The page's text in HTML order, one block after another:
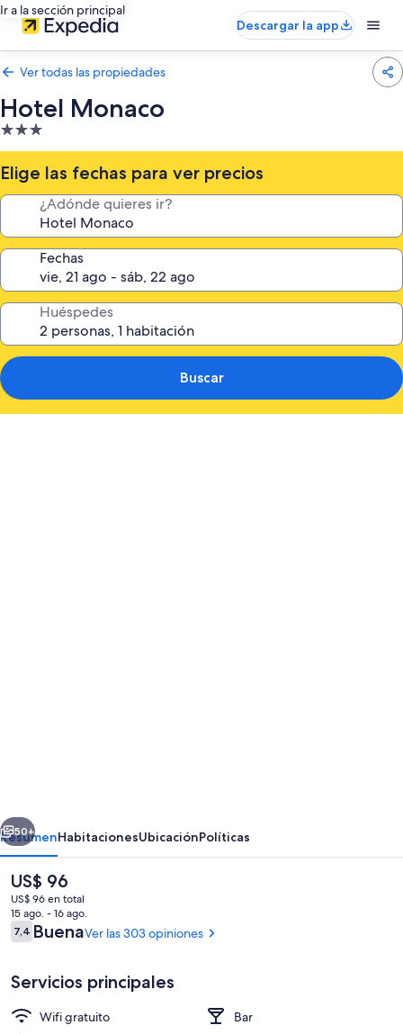
Ir a la sección principal
Descargar la app
Ver todas las propiedades
Hotel Monaco
Propiedad
de
3.0
estrellas
Elige las fechas para ver precios
¿Adónde quieres ir?
Fechas
Huéspedes
Buscar
Vista al paisaje
Siguiente
50+
ResumenHabitacionesUbicaciónPolíticas
El
precio
actual
es
de
US$ 96
US$ 96 en total
15 ago. - 16 ago.
Opiniones
7,47,4 de 10
BuenaVer las 303 opiniones
Servicios principales
Wifi gratuito
Bar